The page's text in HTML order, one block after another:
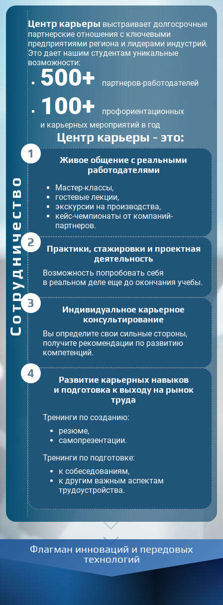
Сотрудничество
Центр карьеры выстраивает долгосрочные
партнерские отношения с ключевыми
предприятиями региона и лидерами индустрий.
Это дает нашим студентам уникальные
возможности:
500+ партнеров-работодателей
100+
профориентационных
и карьерных мероприятий в год
Центр карьеры - это:
1
Живое общение с реальными
работодателями
Мастер-классы,
гостевые лекции,
экскурсии на производства,
кейс-чемпионаты от компаний-
партнеров.
2
Практики, стажировки и проектная
деятельность
Возможность попробовать себя
в реальном деле еще до окончания учебы.
3
Индивидуальное карьерное
консультирование
Вы определите свои сильные стороны,
получите рекомендации по развитию
компетенций.
4
Развитие карьерных навыков
и подготовка к выходу на рынок
труда
Тренинги по созданию:
резюме,
самопрезентации.
Тренинги по подготовке:
к собеседованиям,
к другим важным аспектам
трудоустройства.
Флагман инноваций и передовых
технологий